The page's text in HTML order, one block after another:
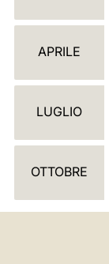
L
D
R
APRILE
LUGLIO
OTTOBRE